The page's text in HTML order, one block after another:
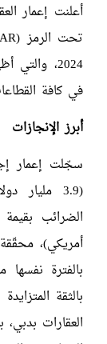
أعلنت إعمار
2024،
في كافة
أبرز الإنجازات
(3.9
بالفترة
بالثقة
العقارات بدبي،